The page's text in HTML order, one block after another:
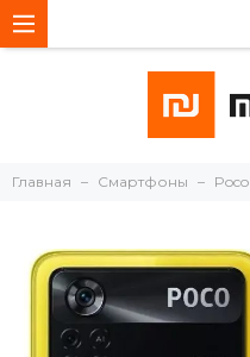
Главная Смартфоны Poco